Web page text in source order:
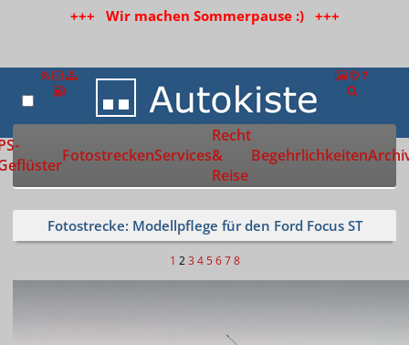
+++ Wir machen Sommerpause :) +++
Zur Startseite
FotostreckenServices
Recht
&
Reise
Begehrlichkeiten
Fotostrecke: Modellpflege für den Ford Focus ST
1 2 3 4 5 6 7 8